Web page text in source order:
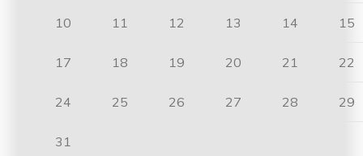
10 11 12 13 14 15
17 18 19 20 21 22
24 25 26 27 28 29
31